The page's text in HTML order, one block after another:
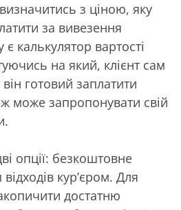
з ціною, яку
за вивезення
є калькулятор вартості
на який, клієнт сам
готовий заплатити
може запропонувати свій
опції: безкоштовне
кур’єром. Для
достатню